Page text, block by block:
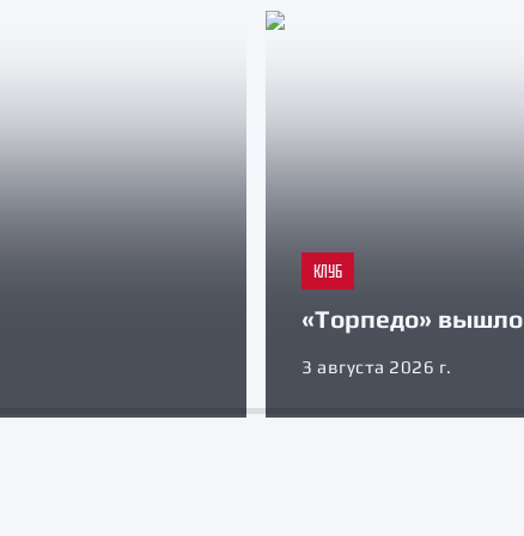
КЛУБ
«Торпедо» вышло
3 августа 2026 г.